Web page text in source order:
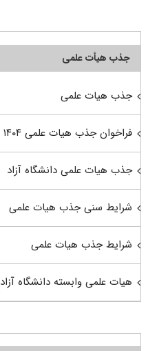
جذب هیأت علمی
جذب هیات علمی
فراخوان جذب هیات علمی ۱۴۰۴
جذب هیات علمی دانشگاه آزاد
شرایط سنی جذب هیات علمی
شرایط جذب هیات علمی
هیات علمی وابسته دانشگاه آزاد